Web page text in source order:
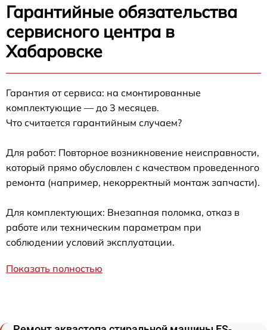
Гарантийные обязательства
сервисного центра в
Хабаровске
Гарантия от сервиса: на смонтированные
комплектующие — до 3 месяцев.
Что считается гарантийным случаем?
Для работ: Повторное возникновение неисправности,
который прямо обусловлен с качеством проведенного
ремонта (например, некорректный монтаж запчасти).
Для комплектующих: Внезапная поломка, отказ в
работе или техническим параметрам при
соблюдении условий эксплуатации.
Показать полностью